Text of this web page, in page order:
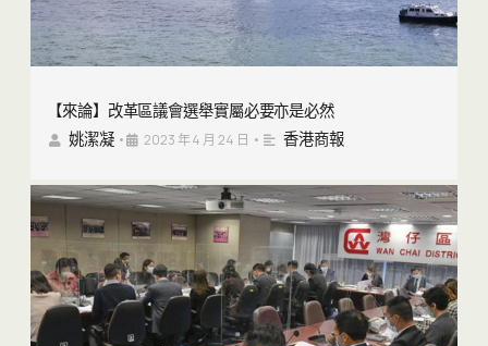
【來論】改革區議會選舉實屬必要亦是必然
姚潔凝 • 2023 年 4 月 24 日 • 香港商報